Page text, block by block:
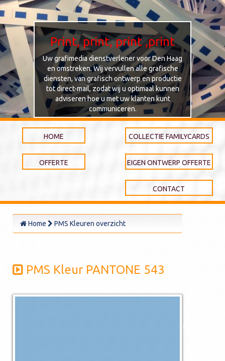
Print, print, print ,print
Uw grafimedia dienstverlener voor Den Haag
en omstreken. Wij vervullen alle grafische
diensten, van grafisch ontwerp en productie
tot direct-mail, zodat wij u optimaal kunnen
adviseren hoe u met uw klanten kunt
communiceren.
HOME
OFFERTE
COLLECTIE FAMILYCARDS
EIGEN ONTWERP OFFERTE
CONTACT
Home PMS Kleuren overzicht
PMS Kleur PANTONE 543